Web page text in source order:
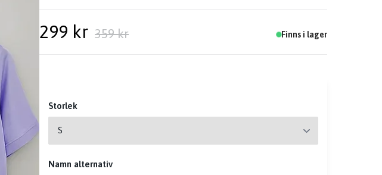
299 kr 359 kr Finns i lager
Storlek
Namn alternativ